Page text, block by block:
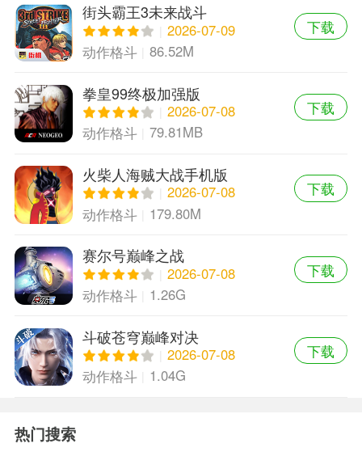
街头霸王3未来战斗
2026-07-09
动作格斗
86.52M
下载
拳皇99终极加强版
2026-07-08
动作格斗
79.81MB
下载
火柴人海贼大战手机版
2026-07-08
动作格斗
179.80M
下载
赛尔号巅峰之战
2026-07-08
动作格斗
1.26G
下载
斗破苍穹巅峰对决
2026-07-08
动作格斗
1.04G
下载
热门搜索